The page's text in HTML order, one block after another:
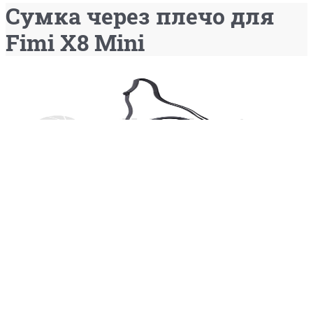
Сумка через плечо для
Fimi X8 Mini